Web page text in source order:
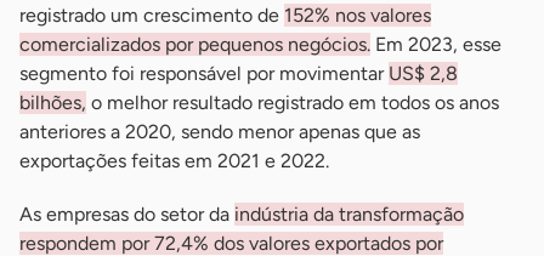
registrado um crescimento de 152% nos valores
comercializados por pequenos negócios. Em 2023, esse
segmento foi responsável por movimentar US$ 2,8
bilhões, o melhor resultado registrado em todos os anos
anteriores a 2020, sendo menor apenas que as
exportações feitas em 2021 e 2022.
As empresas do setor da indústria da transformação
respondem por 72,4% dos valores exportados por